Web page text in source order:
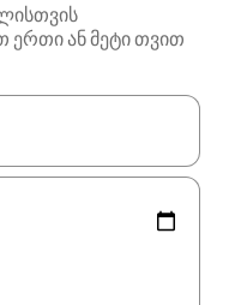
ან მეტი თვით
ნავიგაციისთვის